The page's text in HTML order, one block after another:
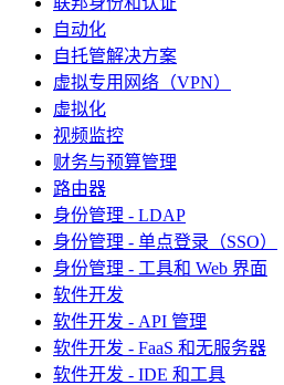
自动化
自托管解决方案
虚拟专用网络（VPN）
虚拟化
视频监控
财务与预算管理
路由器
身份管理 - LDAP
身份管理 - 单点登录（SSO）
身份管理 - 工具和 Web 界面
软件开发
软件开发 - API 管理
软件开发 - FaaS 和无服务器
软件开发 - IDE 和工具